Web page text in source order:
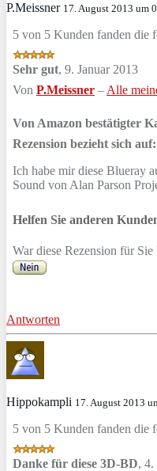
P.Meissner 17. August 2013 um
5 von 5 Kunden fanden die
Sehr gut, 9. Januar 2013
Von P.Meissner – Alle
Von Amazon bestätigter
Rezension bezieht sich auf:
Ich habe mir diese Blueray
Sound von Alan Parson
Helfen Sie anderen
War diese Rezension für
Antworten
Hippokampli 17. August 2013
5 von 5 Kunden fanden die
Danke für diese 3D-BD, 4.